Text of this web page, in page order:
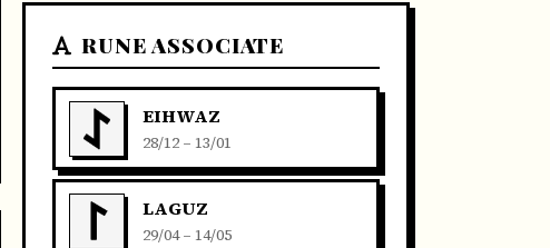
RUNE ASSOCIATE
EIHWAZ
28/12 – 13/01
LAGUZ
29/04 – 14/05